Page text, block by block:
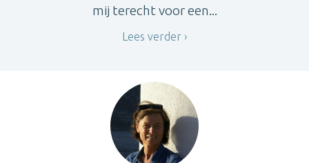
mij terecht voor een...
Lees verder